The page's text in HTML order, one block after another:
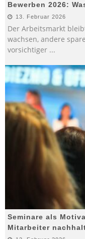
Bewerben 2026:
13. Februar 2026
Der Arbeitsmarkt
wachsen, andere
vorsichtiger ...
Seminare als
Mitarbeiter